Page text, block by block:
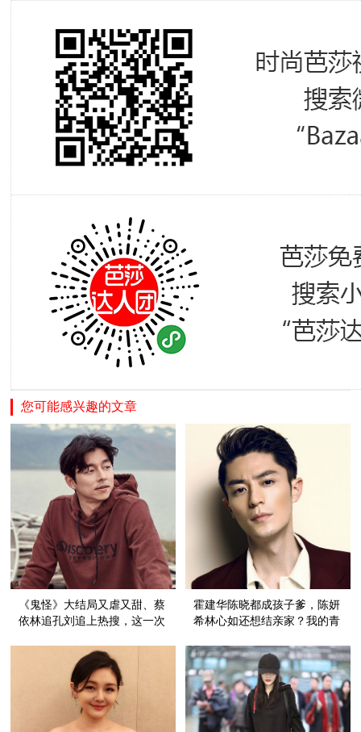
您可能感兴趣的文章
《鬼怪》大结局又虐又甜、蔡
依林追孔刘追上热搜，这一次
霍建华陈晓都成孩子爹，陈妍
希林心如还想结亲家？我的青